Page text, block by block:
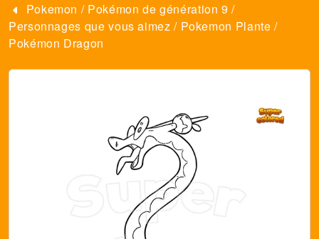
Pokemon / Pokémon de génération 9 /
Personnages que vous aimez / Pokemon Plante /
Pokémon Dragon